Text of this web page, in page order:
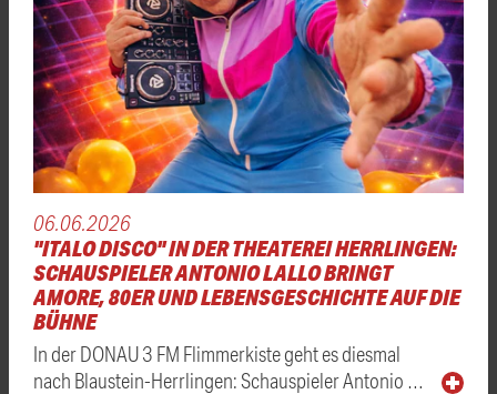
06.06.2026
"ITALO DISCO" IN DER THEATEREI HERRLINGEN:
SCHAUSPIELER ANTONIO LALLO BRINGT
AMORE, 80ER UND LEBENSGESCHICHTE AUF DIE
BÜHNE
In der DONAU 3 FM Flimmerkiste geht es diesmal
nach Blaustein-Herrlingen: Schauspieler Antonio …